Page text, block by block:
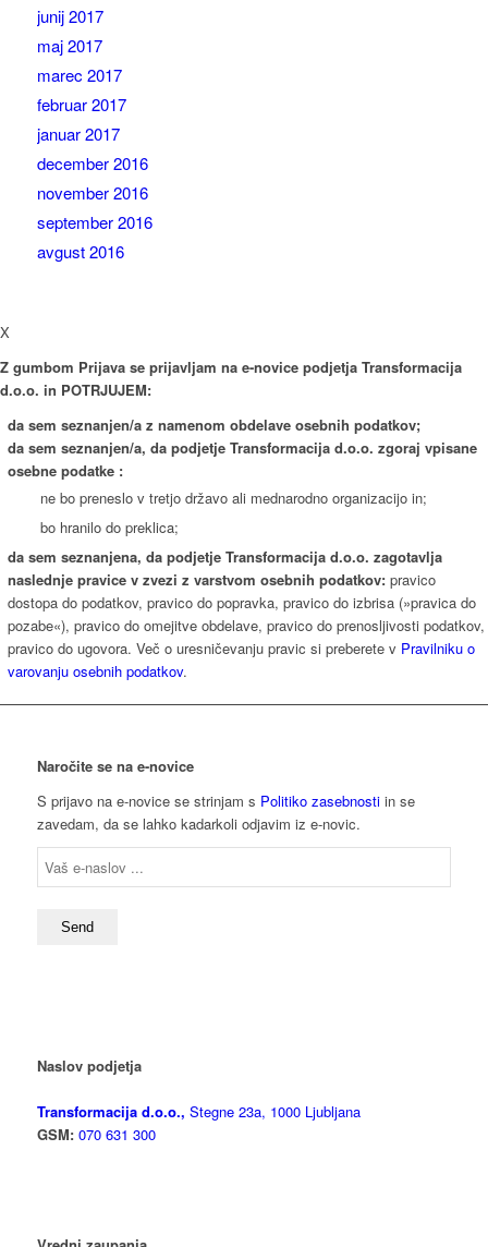
junij 2017
maj 2017
marec 2017
februar 2017
januar 2017
december 2016
november 2016
september 2016
avgust 2016
X
Z gumbom Prijava se prijavljam na e-novice podjetja Transformacija
d.o.o. in POTRJUJEM:
da sem seznanjen/a z namenom obdelave osebnih podatkov;
da sem seznanjen/a, da podjetje Transformacija d.o.o. zgoraj vpisane
osebne podatke :
ne bo preneslo v tretjo državo ali mednarodno organizacijo in;
bo hranilo do preklica;
da sem seznanjena, da podjetje Transformacija d.o.o. zagotavlja
naslednje pravice v zvezi z varstvom osebnih podatkov: pravico
dostopa do podatkov, pravico do popravka, pravico do izbrisa (»pravica do
pozabe«), pravico do omejitve obdelave, pravico do prenosljivosti podatkov,
pravico do ugovora. Več o uresničevanju pravic si preberete v Pravilniku o
varovanju osebnih podatkov.
Naročite se na e-novice
S prijavo na e-novice se strinjam s Politiko zasebnostiin se
zavedam, da se lahko kadarkoli odjavim iz e-novic.
Naslov podjetja
Transformacija d.o.o., Stegne 23a, 1000 Ljubljana
GSM:070 631 300